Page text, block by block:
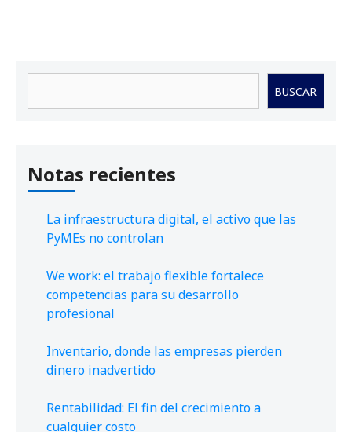
BUSCAR
Notas recientes
La infraestructura digital, el activo que las
PyMEs no controlan
We work: el trabajo flexible fortalece
competencias para su desarrollo
profesional
Inventario, donde las empresas pierden
dinero inadvertido
Rentabilidad: El fin del crecimiento a
cualquier costo